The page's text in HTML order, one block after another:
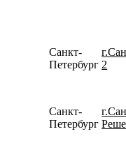
Санкт-
Петербург 2
Санкт-
Петербург